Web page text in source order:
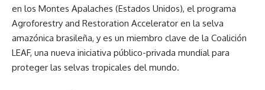
en los Montes Apalaches (Estados Unidos), el programa
Agroforestry and Restoration Accelerator en la selva
amazónica brasileña, y es un miembro clave de la Coalición
LEAF, una nueva iniciativa público-privada mundial para
proteger las selvas tropicales del mundo.